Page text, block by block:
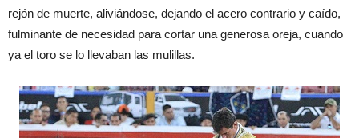
rejón de muerte, aliviándose, dejando el acero contrario y caído,
fulminante de necesidad para cortar una generosa oreja, cuando
ya el toro se lo llevaban las mulillas.